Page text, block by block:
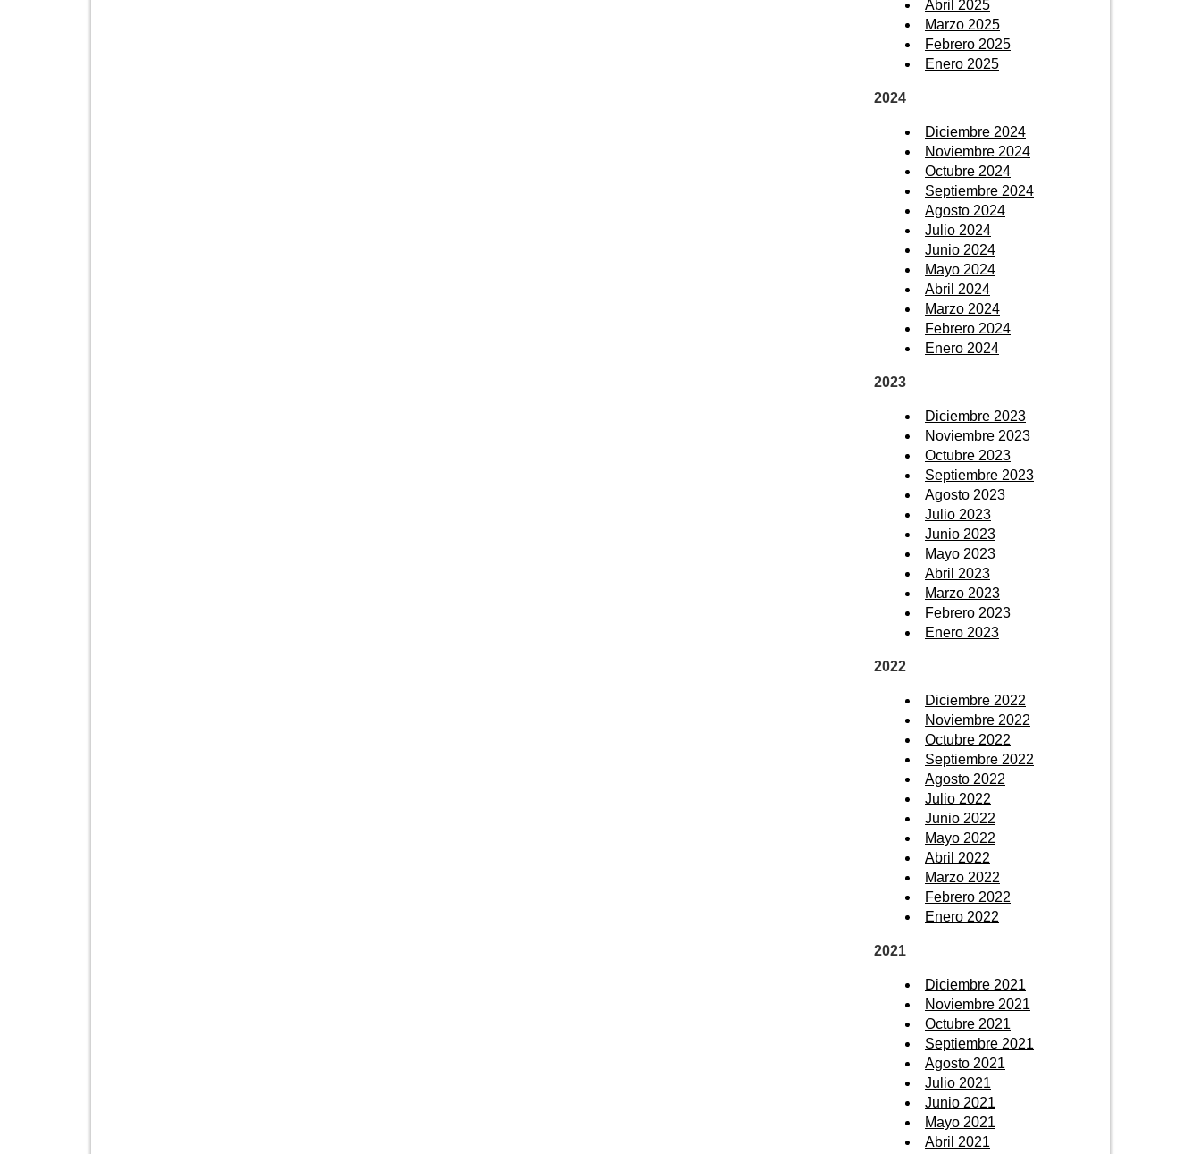
Abril 2025
Marzo 2025
Febrero 2025
Enero 2025
2024
Diciembre 2024
Noviembre 2024
Octubre 2024
Septiembre 2024
Agosto 2024
Julio 2024
Junio 2024
Mayo 2024
Abril 2024
Marzo 2024
Febrero 2024
Enero 2024
2023
Diciembre 2023
Noviembre 2023
Octubre 2023
Septiembre 2023
Agosto 2023
Julio 2023
Junio 2023
Mayo 2023
Abril 2023
Marzo 2023
Febrero 2023
Enero 2023
2022
Diciembre 2022
Noviembre 2022
Octubre 2022
Septiembre 2022
Agosto 2022
Julio 2022
Junio 2022
Mayo 2022
Abril 2022
Marzo 2022
Febrero 2022
Enero 2022
2021
Diciembre 2021
Noviembre 2021
Octubre 2021
Septiembre 2021
Agosto 2021
Julio 2021
Junio 2021
Mayo 2021
Abril 2021